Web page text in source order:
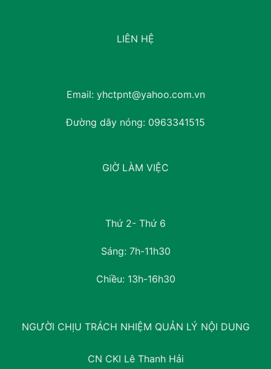
LIÊN HỆ
Email: yhctpnt@yahoo.com.vn
Đường dây nóng: 0963341515
GIỜ LÀM VIỆC
Thứ 2- Thứ 6
Sáng: 7h-11h30
Chiều: 13h-16h30
NGƯỜI CHỊU TRÁCH NHIỆM QUẢN LÝ NỘI DUNG
CN CKI Lê Thanh Hải